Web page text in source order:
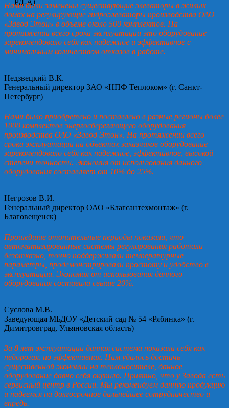
Нами были заменены существующие элеваторы в жилых
домах на регулирующие гидроэлеваторы производства ОАО
«Завод Этон» в объеме около 500 комплектов. На
протяжении всего срока эксплуатации это оборудование
зарекомендовало себя как надежное и эффективное с
минимальным количеством отказов в работе.
Недзвецкий В.К.
Генеральный директор ЗАО «НПФ Теплоком» (г. Санкт-
Петербург)
Нами было приобретено и поставлено в разные регионы более
1000 комплектов энергосберегающего оборудования
производства ОАО «Завод Этон». На протяжении всего
срока эксплуатации на объектах заказчиков оборудование
зарекомендовало себя как надежное, эффективное, высокой
степени точности. Экономия от использования данного
оборудования составляет от 10% до 25%.
Негрозов В.И.
Генеральный директор ОАО «Благсантехмонтаж» (г.
Благовещенск)
Прошедшие отопительные периоды показали, что
автоматизированные системы регулирования работали
безотказно, точно поддерживали температурные
параметры, продемонстрировали простоту и удобство в
эксплуатации. Экономия от использования данного
оборудования составила свыше 20%.
Суслова М.В.
Заведующая МБДОУ «Детский сад № 54 «Рябинка» (г.
Димитровград, Ульяновская область)
За 8 лет эксплуатации данная система показала себя как
недорогая, но эффективная. Нам удалось достичь
существенной экономии на теплоносителе, данное
оборудование давно себя окупило. Приятно, что у Завода есть
сервисный центр в России. Мы рекомендуем данную продукцию
и надеемся на долгосрочное дальнейшее сотрудничество и
впредь.